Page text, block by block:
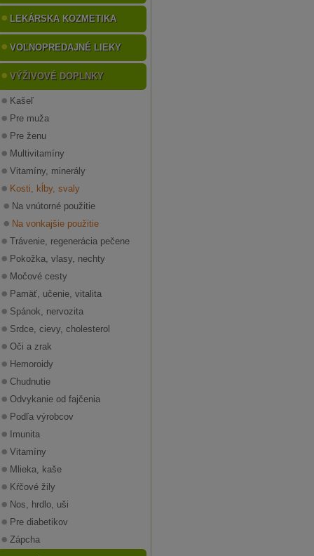
LEKÁRSKA KOZMETIKA
VOĽNOPREDAJNÉ LIEKY
VÝŽIVOVÉ DOPLNKY
Kašeľ
Pre muža
Pre ženu
Multivitamíny
Vitamíny, minerály
Kosti, kĺby, svaly
Na vnútorné použitie
Na vonkajšie použitie
Trávenie, regenerácia pečene
Pokožka, vlasy, nechty
Močové cesty
Pamäť, učenie, vitalita
Spánok, nervozita
Srdce, cievy, cholesterol
Oči a zrak
Hemoroidy
Chudnutie
Odvykanie od fajčenia
Podľa výrobcov
Imunita
Vitamíny
Mlieka, kaše
Kŕčové žily
Nos, hrdlo, uši
Pre diabetikov
Zápcha